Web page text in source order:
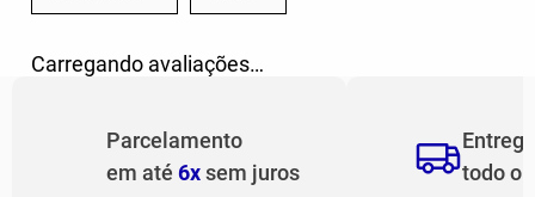
Carregando avaliações…
Parcelamento
em até 6xsem juros
todo o